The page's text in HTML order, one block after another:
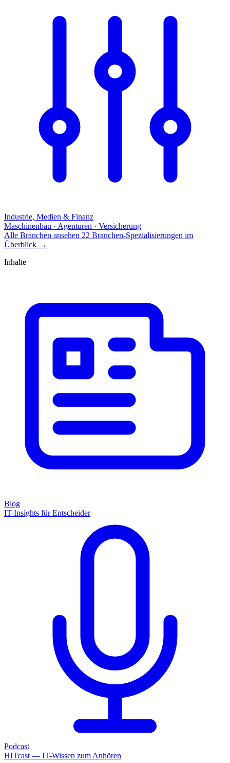
Industrie, Medien & Finanz
Maschinenbau · Agenturen · Versicherung
Alle Branchen ansehen 22 Branchen-Spezialisierungen im
Überblick →
Inhalte
Blog
IT-Insights für Entscheider
Podcast
HITcast — IT-Wissen zum Anhören